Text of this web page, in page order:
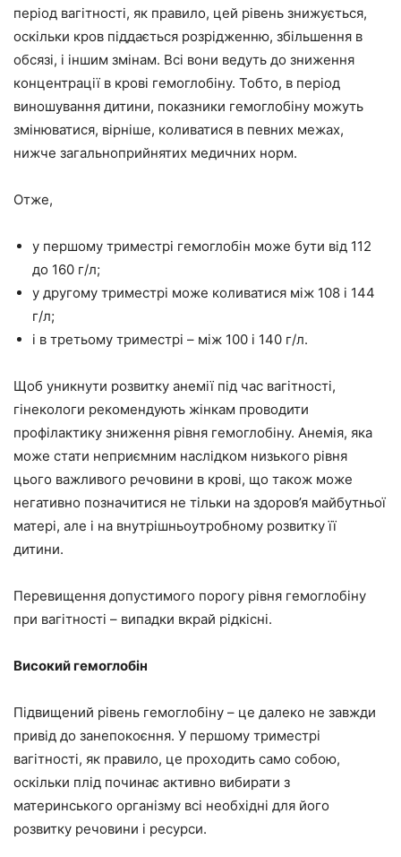
період вагітності, як правило, цей рівень знижується,
оскільки кров піддається розрідженню, збільшення в
обсязі, і іншим змінам. Всі вони ведуть до зниження
концентрації в крові гемоглобіну. Тобто, в період
виношування дитини, показники гемоглобіну можуть
змінюватися, вірніше, коливатися в певних межах,
нижче загальноприйнятих медичних норм.
Отже,
у першому триместрі гемоглобін може бути від 112
до 160 г/л;
у другому триместрі може коливатися між 108 і 144
г/л;
і в третьому триместрі – між 100 і 140 г/л.
Щоб уникнути розвитку анемії під час вагітності,
гінекологи рекомендують жінкам проводити
профілактику зниження рівня гемоглобіну. Анемія, яка
може стати неприємним наслідком низького рівня
цього важливого речовини в крові, що також може
негативно позначитися не тільки на здоров’я майбутньої
матері, але і на внутрішньоутробному розвитку її
дитини.
Перевищення допустимого порогу рівня гемоглобіну
при вагітності – випадки вкрай рідкісні.
Високий гемоглобін
Підвищений рівень гемоглобіну – це далеко не завжди
привід до занепокоєння. У першому триместрі
вагітності, як правило, це проходить само собою,
оскільки плід починає активно вибирати з
материнського організму всі необхідні для його
розвитку речовини і ресурси.